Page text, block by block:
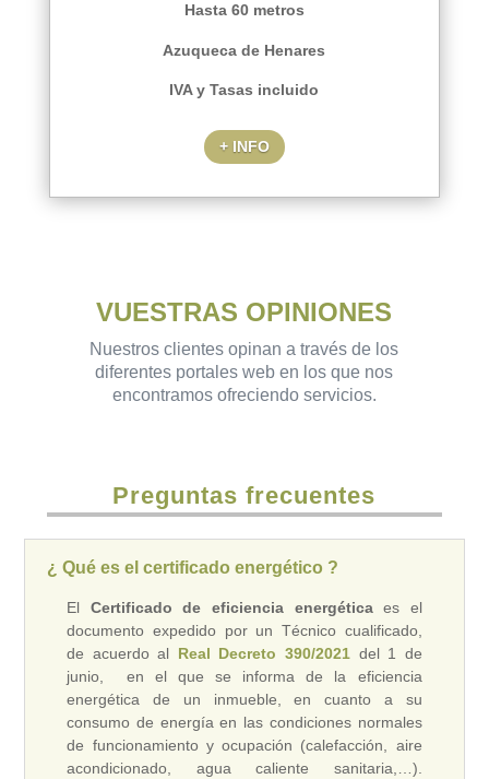
Hasta 60 metros
Azuqueca de Henares
IVA y Tasas incluido
+ INFO
VUESTRAS OPINIONES
Nuestros clientes opinan a través de los
diferentes portales web en los que nos
encontramos ofreciendo servicios.
Preguntas frecuentes
¿ Qué es el certificado energético ?
El Certificado de eficiencia energéticaes el
documento expedido por un Técnico cualificado,
de acuerdo al Real Decreto 390/2021 del 1 de
junio, en el que se informa de la eficiencia
energética de un inmueble, en cuanto a su
consumo de energía en las condiciones normales
de funcionamiento y ocupación (calefacción, aire
acondicionado, agua caliente sanitaria,…).